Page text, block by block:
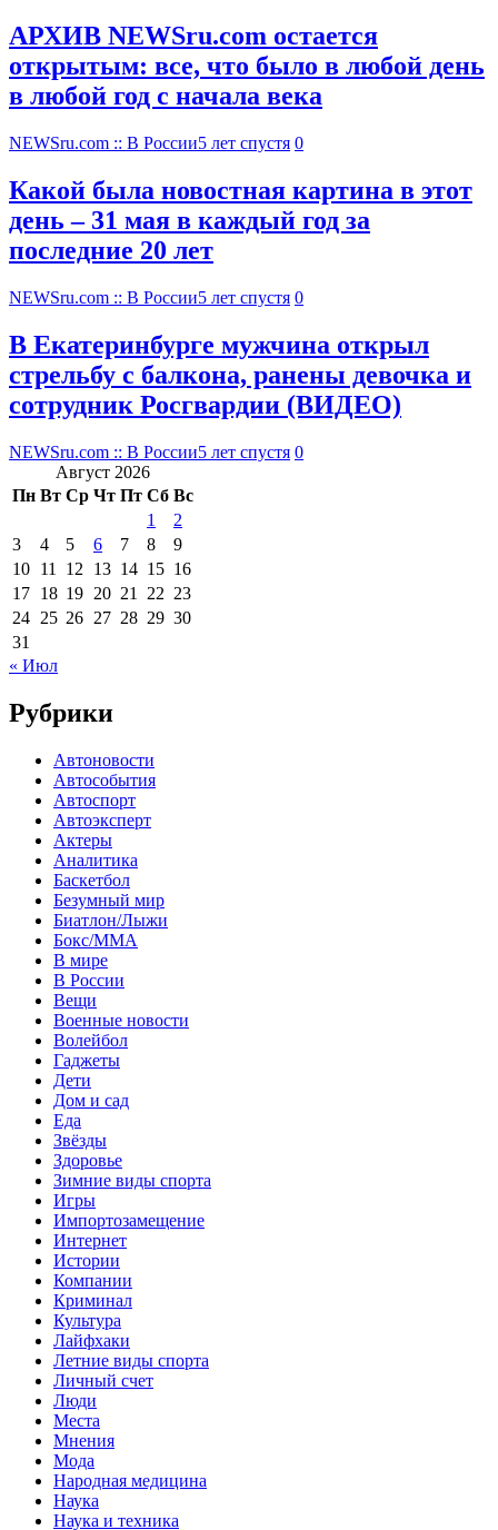
АРХИВ NEWSru.com остается
открытым: все, что было в любой день
в любой год с начала века
NEWSru.com :: В России5 лет спустя 0
Какой была новостная картина в этот
день – 31 мая в каждый год за
последние 20 лет
NEWSru.com :: В России5 лет спустя 0
В Екатеринбурге мужчина открыл
стрельбу с балкона, ранены девочка и
сотрудник Росгвардии (ВИДЕО)
NEWSru.com :: В России5 лет спустя 0
Август 2026
Пн Вт Ср Чт Пт Сб Вс
1
2
3
4 5 6 7 8
9
10 11 12 13 14 15 16
17 18 19 20 21 22 23
24 25 26 27 28 29 30
31
« Июл
Рубрики
Автоновости
Автособытия
Автоспорт
Автоэксперт
Актеры
Аналитика
Баскетбол
Безумный мир
Биатлон/Лыжи
Бокс/MMA
В мире
В России
Вещи
Военные новости
Волейбол
Гаджеты
Дети
Дом и сад
Еда
Звёзды
Здоровье
Зимние виды спорта
Игры
Импортозамещение
Интернет
Истории
Компании
Криминал
Культура
Лайфхаки
Летние виды спорта
Личный счет
Люди
Места
Мнения
Мода
Народная медицина
Наука
Наука и техника